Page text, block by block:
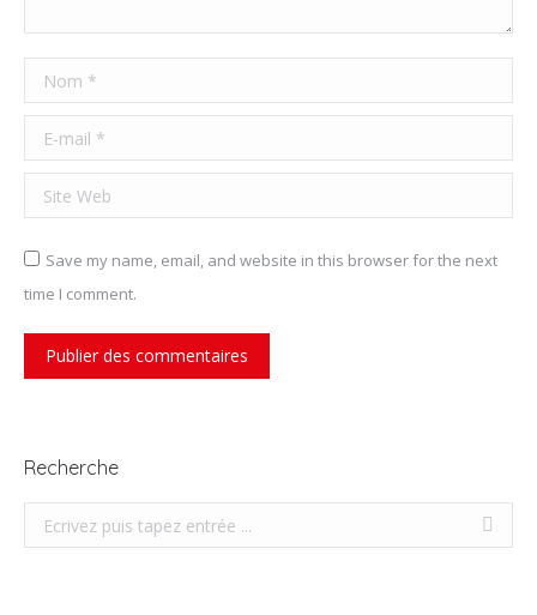
Nom *
E-mail *
Site Web
Save my name, email, and website in this browser for the next
time I comment.
Publier des commentaires
Recherche
Recherche